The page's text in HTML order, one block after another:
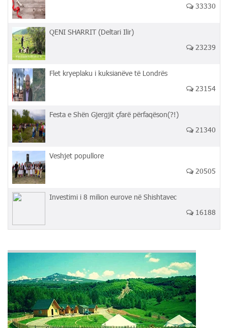
33330
QENI SHARRIT (Deltari Ilir)
23239
Flet kryeplaku i kuksianëve të Londrës
23154
Festa e Shën Gjergjit çfarë përfaqëson(?!)
21340
Veshjet popullore
20505
Investimi i 8 milion eurove në Shishtavec
16188